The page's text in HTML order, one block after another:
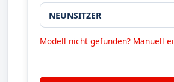
Modell nicht gefunden? Manuell